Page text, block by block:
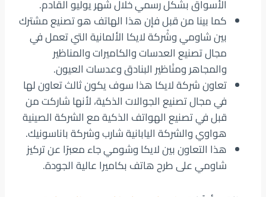
الأسواق بشكل رسمي خلال شهر يوليو القادم.
كما بينا من قبل فإن هذا الهاتف هو تصنيع مشترك
بين شاومي وشْركة لايكا الألمانية التي تعمل في
مجال تصنيع العدسات والكاميرات والمناظير
والمجاهر ومنْاظير البنادق وعدسات العيون.
تعاون شركة لايكا هذا سوف يكون ثالث تعاون لها
في مجال تصنيع الجوالات الذكية، لأنها شاركت من
قبل في تصنيع الهواتف الذكية مع الشركة الصينية
هواوي والشركة اليابانية شارب وشركة باناسونيك.
هذا التعاون بين لايكا وشومي جاء معبرًا عن تركيز
شاومي على طرح هاتف بكاميرا عالية الجودة.